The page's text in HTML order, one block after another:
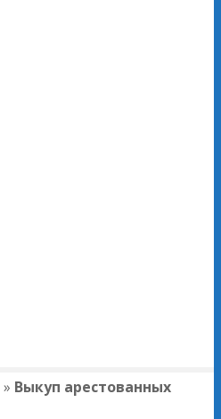
» Выкуп арестованных